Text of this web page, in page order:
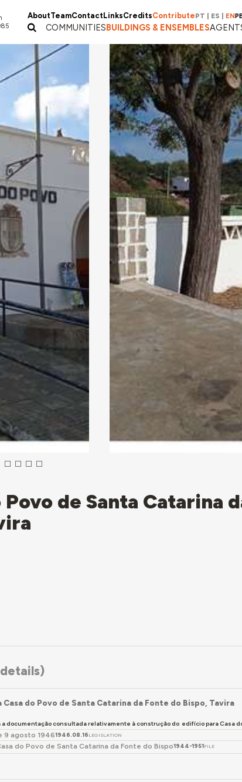
AboutTeamContactLinksCreditsContributePT ES EN
COMMUNITIESBUILDINGS & ENSEMBLES
de Santa Catarina
Casa do Povo de Santa Catarina da Fonte do Bispo, Tavira
a documentação consultada relativamente à construção do edifício para Casa do
9 agosto 19461946.08.16 LEGISLATION
do Povo de Santa Catarina da Fonte do Bispo1944-1951FILE